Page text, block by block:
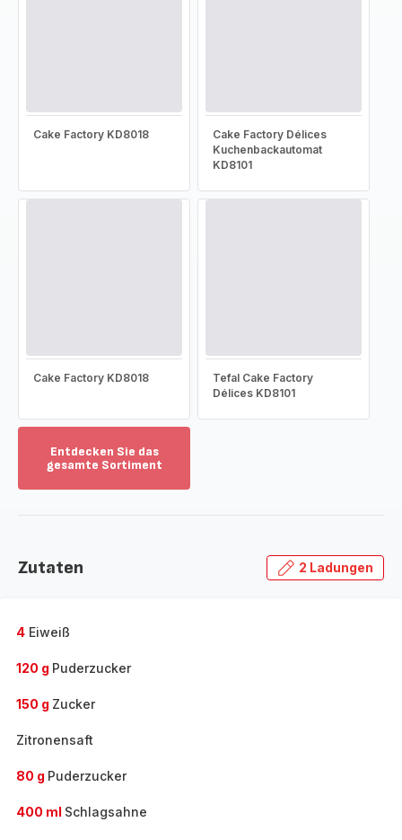
Cake Factory KD8018
Cake Factory Délices
Kuchenbackautomat
KD8101
Cake Factory KD8018
Tefal Cake Factory
Délices KD8101
Entdecken Sie das
gesamte Sortiment
das
Zutaten 2 Ladungen
4 Eiweiß
120 g Puderzucker
150 g Zucker
Zitronensaft
80 g Puderzucker
400 ml Schlagsahne